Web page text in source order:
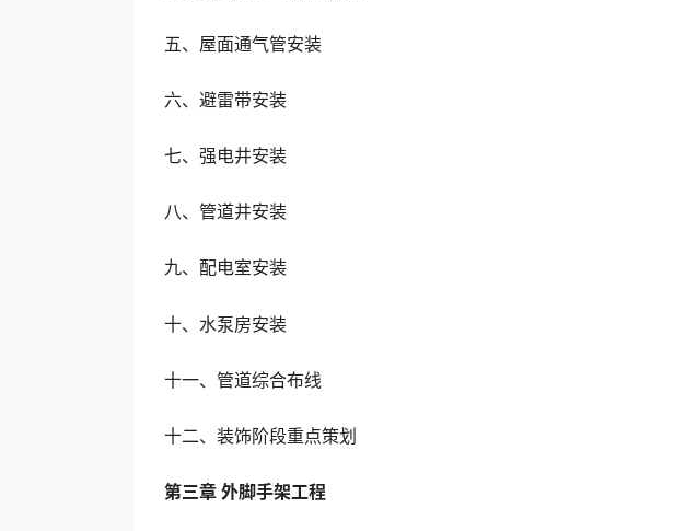
五、屋面通气管安装
六、避雷带安装
七、强电井安装
八、管道井安装
九、配电室安装
十、水泵房安装
十一、管道综合布线
十二、装饰阶段重点策划
第三章 外脚手架工程